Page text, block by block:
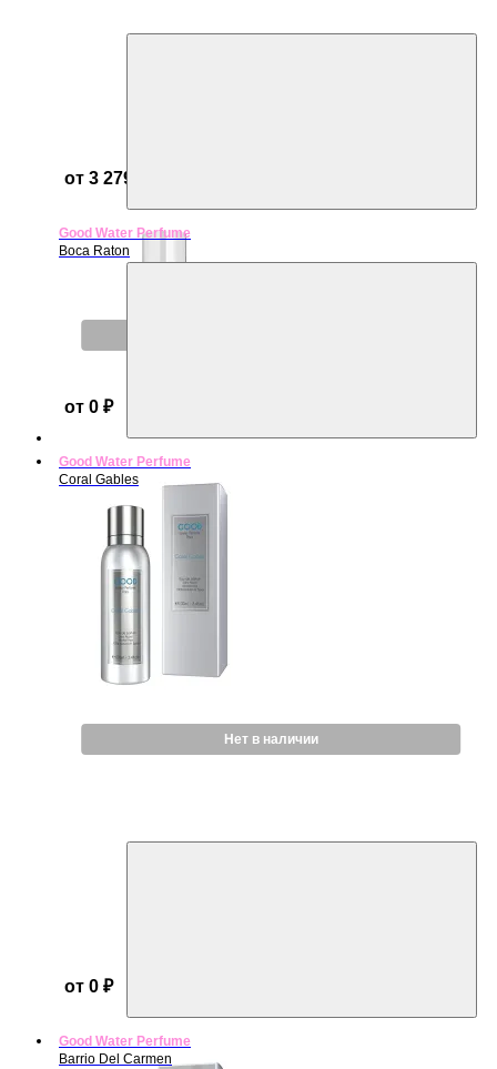
от 3 279 ₽
Good Water Perfume
Boca Raton
от 0 ₽
Good Water Perfume
Coral Gables
Нет в наличии
от 0 ₽
Good Water Perfume
Barrio Del Carmen